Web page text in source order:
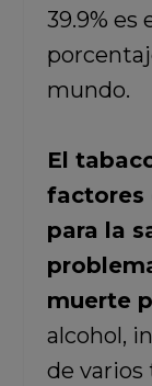
39.9% es
mundo.
El
factores
para la
muerte
alcohol,
de varios